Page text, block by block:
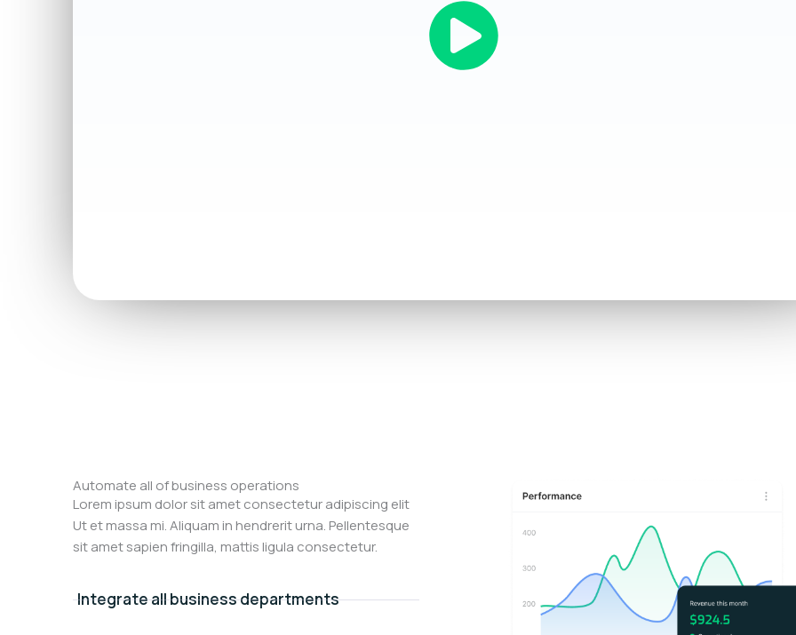
Automate all of business operations
Lorem ipsum dolor sit amet consectetur adipiscing elit
Ut et massa mi. Aliquam in hendrerit urna. Pellentesque
sit amet sapien fringilla, mattis ligula consectetur.
Integrate all business departments